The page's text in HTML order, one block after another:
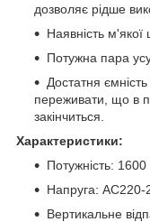
дозволяє рідше
Наявність м'якої
Потужна пара
Достатня
переживати, що в
закінчиться.
Характеристики:
Потужність: 1600
Напруга:
Вертикальне